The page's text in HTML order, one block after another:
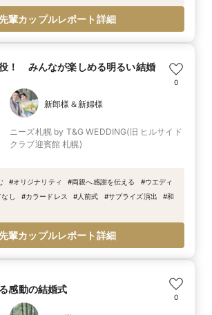
#春婚
輩カップルレポート詳細
！ みんなが楽しめる明るい結婚
0
新郎様＆新婦様
ニーズ札幌 by T&G WEDDING(旧 ヒルサイド
クラブ迎賓館 札幌)
#オリジナリティ #両親へ感謝を伝える #ウエディ
し #カラードレス #人前式 #サプライズ演出 #和
輩カップルレポート詳細
感動の結婚式
0